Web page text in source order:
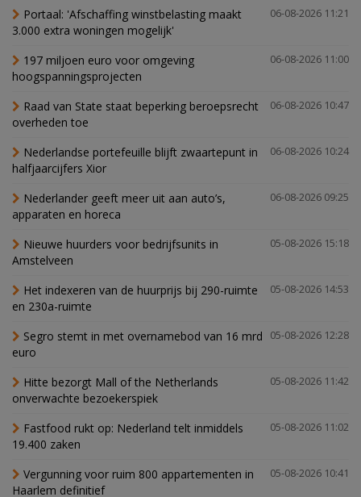
06-08-2026 11:21
Portaal: 'Afschaffing winstbelasting maakt
3.000 extra woningen mogelijk'
06-08-2026 11:00
197 miljoen euro voor omgeving
hoogspanningsprojecten
06-08-2026 10:47
Raad van State staat beperking beroepsrecht
overheden toe
06-08-2026 10:24
Nederlandse portefeuille blijft zwaartepunt in
halfjaarcijfers Xior
06-08-2026 09:25
Nederlander geeft meer uit aan auto’s,
apparaten en horeca
05-08-2026 15:18
Nieuwe huurders voor bedrijfsunits in
Amstelveen
05-08-2026 14:53
Het indexeren van de huurprijs bij 290-ruimte
en 230a-ruimte
05-08-2026 12:28
Segro stemt in met overnamebod van 16 mrd
euro
05-08-2026 11:42
Hitte bezorgt Mall of the Netherlands
onverwachte bezoekerspiek
05-08-2026 11:02
Fastfood rukt op: Nederland telt inmiddels
19.400 zaken
05-08-2026 10:41
Vergunning voor ruim 800 appartementen in
Haarlem definitief